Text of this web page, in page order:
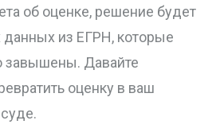
об оценке, решение будет
данных из ЕГРН, которые
завышены. Давайте
оценку в ваш